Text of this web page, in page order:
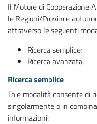
Il Motore di Cooperazione
le Regioni/Province
attraverso le seguenti
Ricerca semplice;
Ricerca avanzata.
Ricerca semplice
Tale modalità consente di
singolarmente o in
informazioni: